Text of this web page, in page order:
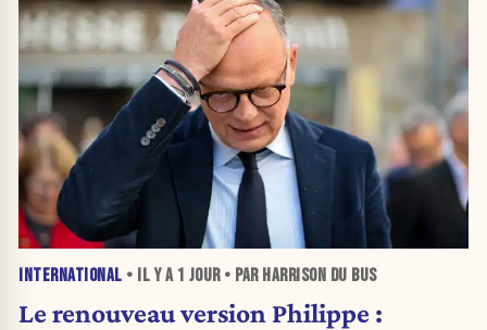
INTERNATIONAL • IL Y A 1 JOUR• PAR HARRISON DU BUS
Le renouveau version Philippe :